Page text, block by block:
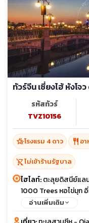
ทัวร์จีน เซี่ยงไฮ้ หังโ
รหัสทัวร์
TVZ10156
hotel_classโรงแรม 4 ดาว restaurant อ
shopping_cart_offไม่เข้าร้านรัฐบาล
ไฮไลท์:ตะลุยดิสนีย์แล
1000 Trees หอไข่มุก
อ่านเพิ่มเติม